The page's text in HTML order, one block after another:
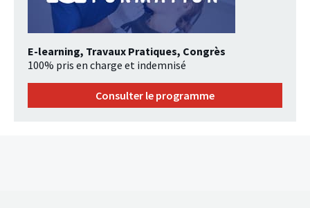
E-learning, Travaux Pratiques, Congrès
100% pris en charge et indemnisé
Consulter le programme